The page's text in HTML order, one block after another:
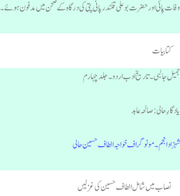
وفات پائی اور حضرت بوعلی قلندر پانی پتی کی درگاہ کے صحن میں مدفون ہوئے۔
کتابیات
جمیل جالبی۔ تاریخ ادب اردو۔ جلد چہارم
یادگارِ حالی: صالحہ عابد
شہزاد انجم۔مونوگراف خواجہ الطاف حسین حالی
نصاب میں شامل الطاف حسین کی غزلیں